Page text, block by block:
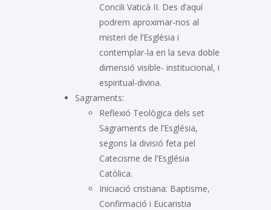
Concili Vaticà II. Des d’aquí
podrem aproximar-nos al
misteri de l’Església i
contemplar-la en la seva doble
dimensió visible- institucional, i
espiritual-divina.
Sagraments:
Reflexió Teològica dels set
Sagraments de l’Església,
segons la divisió feta pel
Catecisme de l’Església
Catòlica.
Iniciació cristiana: Baptisme,
Confirmació i Eucaristia